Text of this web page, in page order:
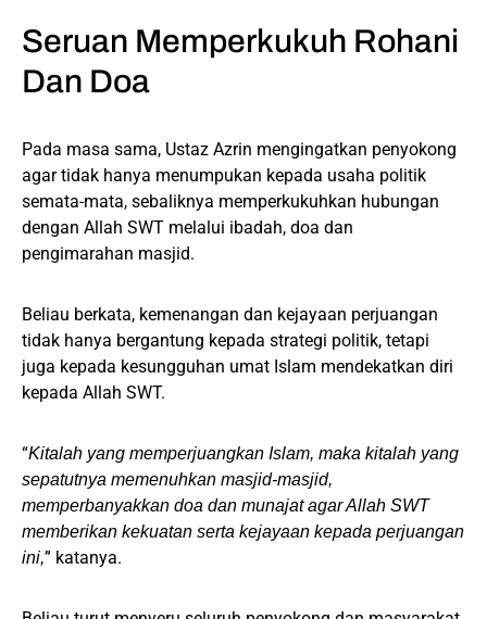
Seruan Memperkukuh Rohani
Dan Doa
Pada masa sama, Ustaz Azrin mengingatkan penyokong
agar tidak hanya menumpukan kepada usaha politik
semata-mata, sebaliknya memperkukuhkan hubungan
dengan Allah SWT melalui ibadah, doa dan
pengimarahan masjid.
Beliau berkata, kemenangan dan kejayaan perjuangan
tidak hanya bergantung kepada strategi politik, tetapi
juga kepada kesungguhan umat Islam mendekatkan diri
kepada Allah SWT.
“Kitalah yang memperjuangkan Islam, maka kitalah yang
sepatutnya memenuhkan masjid-masjid,
memperbanyakkan doa dan munajat agar Allah SWT
memberikan kekuatan serta kejayaan kepada perjuangan
ini,” katanya.